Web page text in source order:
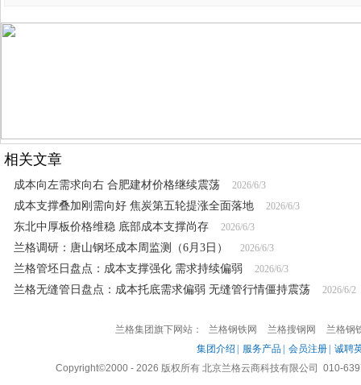
相关文章
成本向左需求向右 合肥建材价格继续震荡 2026/6/3
成本支撑叠加刚需向好 焦炭第五轮提涨全面落地 2026/6/3
东北中厚板价格维稳 底部成本支撑尚存 2026/6/3
兰格调研：唐山钢坯成本周监测（6月3日） 2026/6/3
兰格管坯日盘点：成本支撑强化 需求持续偏弱 2026/6/3
兰格无缝管日盘点：成本托底需求偏弱 无缝管行情僵持震荡 2026/6/2